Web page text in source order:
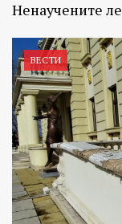
Ненаучените
ВЕСТИ